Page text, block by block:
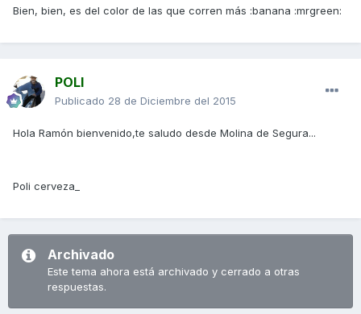
Bien, bien, es del color de las que corren más :banana :mrgreen:
POLI
Publicado 28 de Diciembre del 2015
Hola Ramón bienvenido,te saludo desde Molina de Segura...
Poli cerveza_
Archivado
Este tema ahora está archivado y cerrado a otras
respuestas.